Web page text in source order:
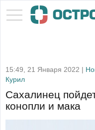
15:49, 21 Января 2022 |
Курил
Сахалинец
конопли и мака